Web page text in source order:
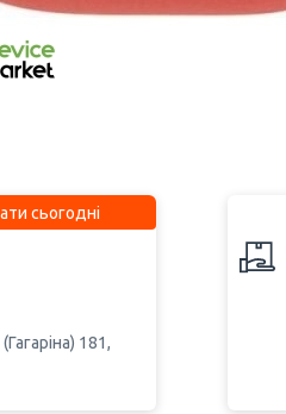
сьогодні
181,